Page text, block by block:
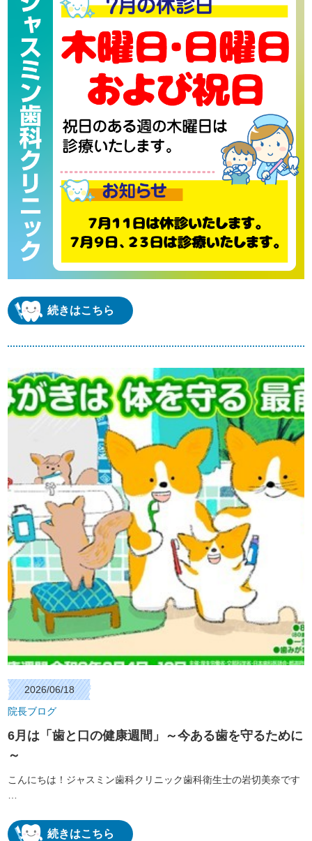
続きはこちら
2026/06/18
院長ブログ
6月は「歯と口の健康週間」～今ある歯を守るために
～
こんにちは！ジャスミン歯科クリニック歯科衛生士の岩切美奈です
続きはこちら